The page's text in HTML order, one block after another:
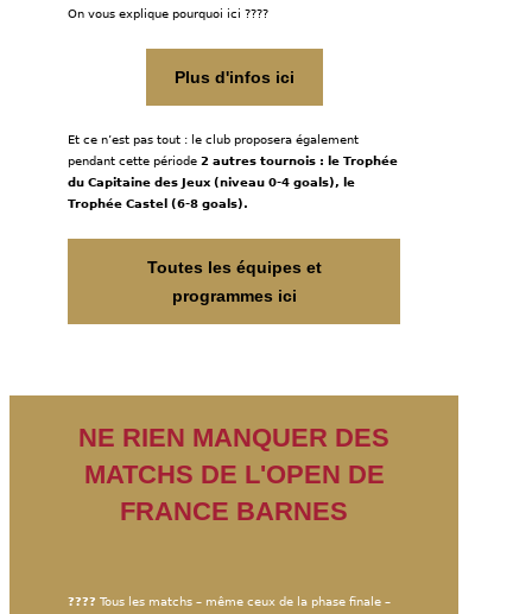
On vous explique pourquoi ici ????
Plus d'infos ici
Et ce n’est pas tout : le club proposera également
pendant cette période 2 autres tournois : le Trophée
du Capitaine des Jeux (niveau 0-4 goals), le
Trophée Castel (6-8 goals).
Toutes les équipes et
programmes ici
NE RIEN MANQUER DES
MATCHS DE L'OPEN DE
FRANCE BARNES
???? Tous les matchs – même ceux de la phase finale –